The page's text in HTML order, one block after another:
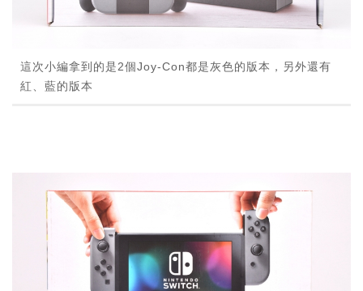
這次小編拿到的是2個Joy-Con都是灰色的版本，另外還有
紅、藍的版本